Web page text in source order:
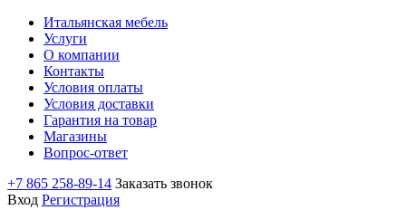
Итальянская мебель
Услуги
О компании
Контакты
Условия оплаты
Условия доставки
Гарантия на товар
Магазины
Вопрос-ответ
+7 865 258-89-14 Заказать звонок
Вход Регистрация